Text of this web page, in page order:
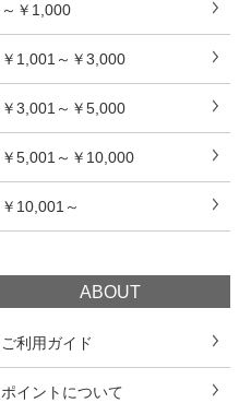
～￥1,000
￥1,001～￥3,000
￥3,001～￥5,000
￥5,001～￥10,000
￥10,001～
ABOUT
ご利用ガイド
ポイントについて